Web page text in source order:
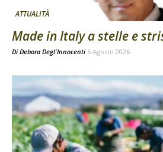
ATTUALITÀ
Made in Italy a stelle e
Di Debora Degl'Innocenti 6 Agosto 2026